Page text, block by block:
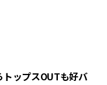
ップスOUTも好バ